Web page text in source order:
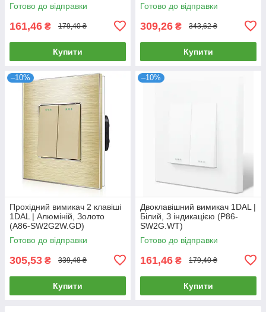
Готово до відправки
161,46 ₴ 179,40 ₴
Купити
Готово до відправки
309,26 ₴ 343,62 ₴
Купити
–10%
Прохідний вимикач 2 клавіші
1DAL | Алюміній, Золото
(A86-SW2G2W.GD)
Готово до відправки
305,53 ₴ 339,48 ₴
Купити
–10%
Двоклавішний вимикач 1DAL |
Білий, З індикацією (P86-
SW2G.WT)
Готово до відправки
161,46 ₴ 179,40 ₴
Купити